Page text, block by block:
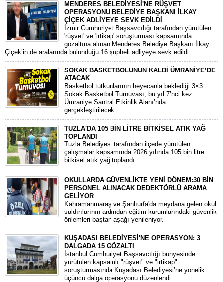
MENDERES BELEDİYESİ'NE RÜŞVET
OPERASYONU:BELEDİYE BAŞKANI İLKAY
ÇİÇEK ADLİYEYE SEVK EDİLDİ
​İzmir Cumhuriyet Başsavcılığı tarafından yürütülen
'rüşvet' ve 'irtikap' soruşturması kapsamında
gözaltına alınan Menderes Belediye Başkanı İlkay
Çiçek’in de aralarında bulunduğu 16 şüpheli adliyeye sevk edildi.
SOKAK BASKETBOLUNUN KALBİ ÜMRANİYE’DE
ATACAK
Basketbol tutkunlarının heyecanla beklediği 3×3
Sokak Basketbol Turnuvası, bu yıl 7’nci kez
Ümraniye Santral Etkinlik Alanı’nda
gerçekleştirilecek.
TUZLA'DA 105 BİN LİTRE BİTKİSEL ATIK YAĞ
TOPLANDI
Tuzla Belediyesi tarafından ilçede yürütülen
çalışmalar kapsamında 2026 yılında 105 bin litre
bitkisel atık yağ toplandı.
OKULLARDA GÜVENLİKTE YENİ DÖNEM:30 BİN
PERSONEL ALINACAK DEDEKTÖRLÜ ARAMA
GELİYOR
​Kahramanmaraş ve Şanlıurfa'da meydana gelen okul
saldırılarının ardından eğitim kurumlarındaki güvenlik
önlemleri baştan aşağı yenileniyor.
KUŞADASI BELEDİYESİ'NE OPERASYON: 3
DALGADA 15 GÖZALTI
​İstanbul Cumhuriyet Başsavcılığı bünyesinde
yürütülen kapsamlı "rüşvet" ve "irtikap"
soruşturmasında Kuşadası Belediyesi’ne yönelik
üçüncü dalga operasyonu düzenlendi.